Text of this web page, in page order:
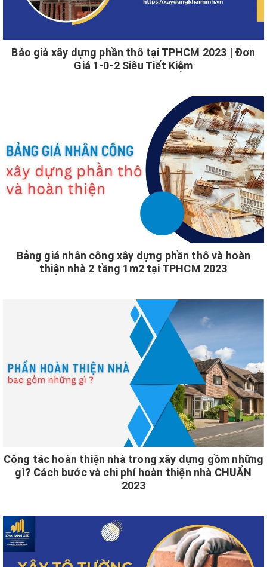
Báo giá xây dựng phần thô tại TPHCM 2023 | Đơn
Giá 1-0-2 Siêu Tiết Kiệm
Bảng giá nhân công xây dựng phần thô và hoàn
thiện nhà 2 tầng 1m2 tại TPHCM 2023
Công tác hoàn thiện nhà trong xây dựng gồm những
gì? Cách bước và chi phí hoàn thiện nhà CHUẨN
2023